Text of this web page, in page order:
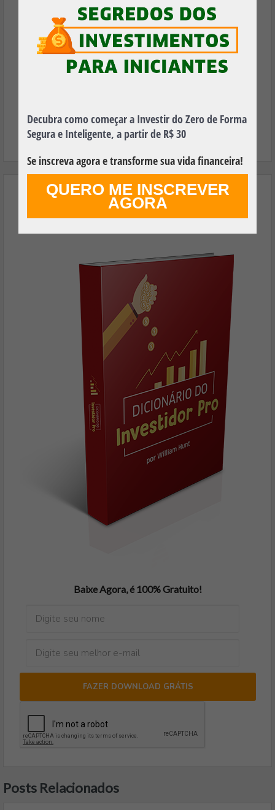
Decubra como começar a Investir do Zero de Forma
Segura e Inteligente, a partir de R$ 30
Se inscreva agora e transforme sua vida financeira!
QUERO ME INSCREVER
AGORA
Baixe Agora, é 100% Gratuito!
Aprenda os Principais Termos Financeiros
Utilizados no Mundo dos Investimentos e
Baixe Agora, é 100% Gratuito!
FAZER DOWNLOAD GRÁTIS
Posts Relacionados